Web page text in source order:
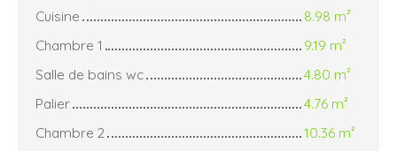
Cuisine
8.98 m²
Chambre 1
9.19 m²
Salle de bains wc
4.80 m²
Palier
4.76 m²
Chambre 2
10.36 m²